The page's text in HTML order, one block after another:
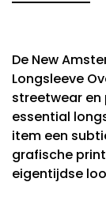
De New
Longsleeve
streetwear
essential
item een
grafische
eigentijdse